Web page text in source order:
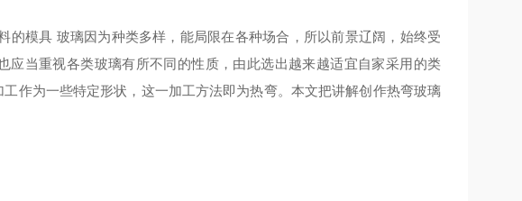
模具 玻璃因为种类多样，能局限在各种场合，所以前景辽阔，始终受
应当重视各类玻璃有所不同的性质，由此选出越来越适宜自家采用的类
作为一些特定形状，这一加工方法即为热弯。本文把讲解创作热弯玻璃